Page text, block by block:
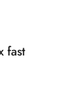
fast